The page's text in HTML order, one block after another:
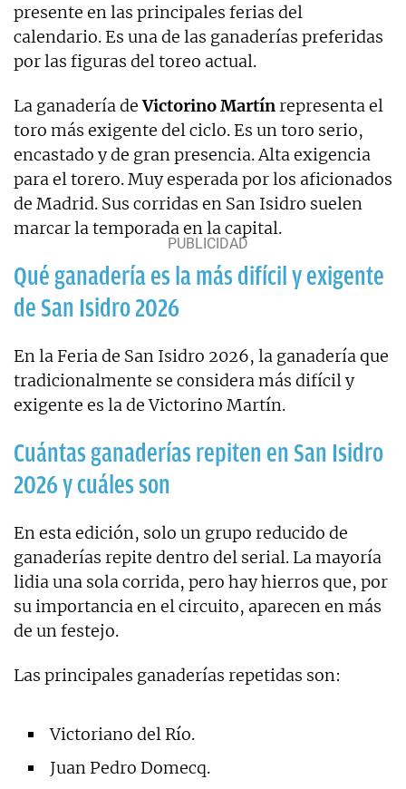
presente en las principales ferias del
calendario. Es una de las ganaderías preferidas
por las figuras del toreo actual.
La ganadería deVictorino Martínrepresenta el
toro más exigente del ciclo. Es un toro serio,
encastado y de gran presencia. Alta exigencia
para el torero. Muy esperada por los aficionados
de Madrid. Sus corridas en San Isidro suelen
marcar la temporada en la capital.
Qué ganadería es la más difícil y exigente
de San Isidro 2026
En la Feria de San Isidro 2026, la ganadería que
tradicionalmente se considera más difícil y
exigente es la de Victorino Martín.
Cuántas ganaderías repiten en San Isidro
2026 y cuáles son
En esta edición, solo un grupo reducido de
ganaderías repite dentro del serial. La mayoría
lidia una sola corrida, pero hay hierros que, por
su importancia en el circuito, aparecen en más
de un festejo.
Las principales ganaderías repetidas son:
Victoriano del Río.
Juan Pedro Domecq.